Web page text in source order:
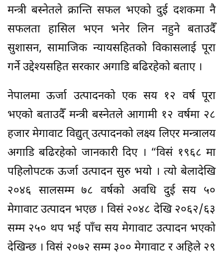
मन्त्री बस्नेतले क्रान्ति सफल भएको दुई दशकमा नै
सफलता हासिल भएन भनेर लिन नहुने बताउदैँ
सुशासन, सामाजिक न्यायसहितको विकासलाई पूरा
गर्ने उद्देश्यसहित सरकार अगाडि बढिरहेको बताए ।
नेपालमा ऊर्जा उत्पादनको एक सय १२ वर्ष पूरा
भएको बताउदैँ मन्त्री बस्नेतले आगामी १२ वर्षमा २८
हजार मेगावाट विद्युत् उत्पादनको लक्ष्य लिएर मन्त्रालय
अगाडि बढिरहेको जानकारी दिए । “विसं १९६८ मा
पहिलोपटक ऊर्जा उत्पादन सुरु भयो । त्यो बेलादेखि
२०४६ सालसम्म ७८ वर्षको अवधि दुई सय ५०
मेगावाट उत्पादन भएछ । विसं २०४८ देखि २०६२/६३
सम्म २५० थप भई पाँच सय मेगावाट उत्पादन भएको
देखिन्छ । विसं २०७२ सम्म ३०० मेगावाट र अहिले २९